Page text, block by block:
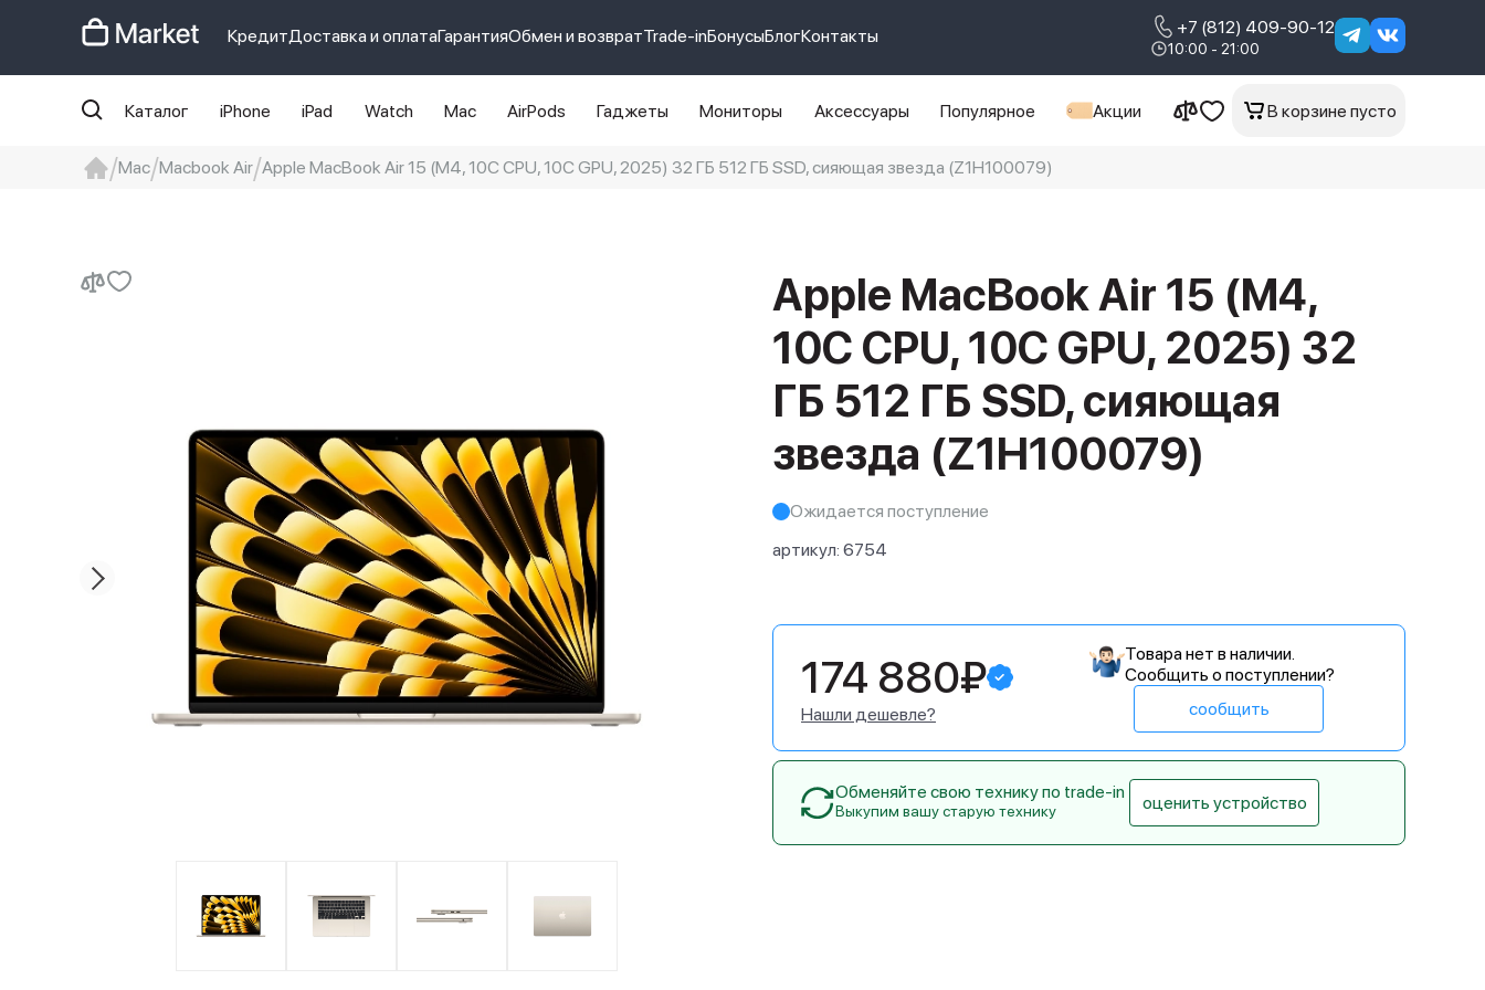
КредитДоставка и оплатаГарантияОбмен и возвратTrade-inБонусыБлогКонтакты +7 (812) 409-90-12
10:00 - 21:00
Каталог iPhone iPad Watch Mac AirPods Гаджеты Мониторы Аксессуары Популярное Акции В корзине пусто
Mac Macbook Air Apple MacBook Air 15 (M4, 10C CPU, 10C GPU, 2025) 32 ГБ 512 ГБ SSD, сияющая звезда (Z1H100079)
Apple MacBook Air 15 (M4,
10C CPU, 10C GPU, 2025) 32
ГБ 512 ГБ SSD, сияющая
звезда (Z1H100079)
Ожидается поступление
артикул: 6754
174 880₽
Нашли дешевле?
Товара нет в наличии.
Сообщить о поступлении?
сообщить
Обменяйте свою технику по trade-in
Выкупим вашу старую технику оценить устройство